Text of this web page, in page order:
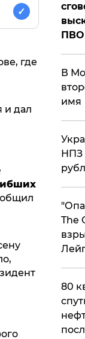
✓
где
и дал
ПВО
В
имя
НПЗ
The
80